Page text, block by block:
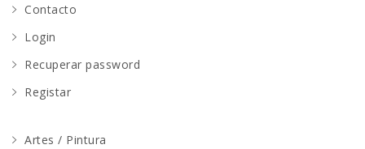
Contacto
Login
Recuperar password
Registar
Artes / Pintura